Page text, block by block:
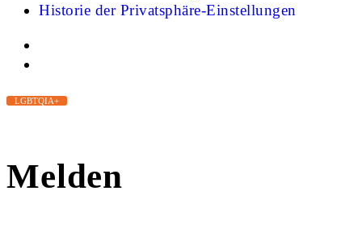
Historie der Privatsphäre-Einstellungen
LGBTQIA+
Melden